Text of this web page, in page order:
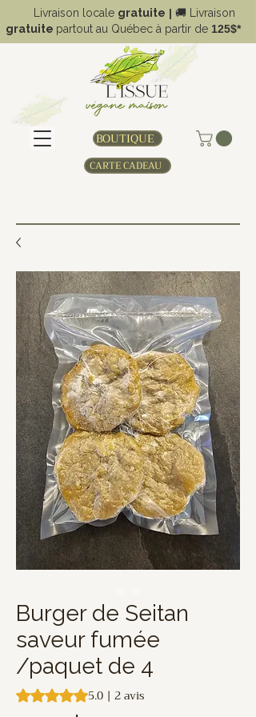
BOUTIQUE
Livraison locale gratuite | 🚚
Livraison
gratuite partout au Québec à partir de 125$*
CARTE CADEAU
Burger de Seitan
saveur fumée
/paquet de 4
La note est de 5.0 sur cinq étoiles selon 2
5.0 | 2 avis